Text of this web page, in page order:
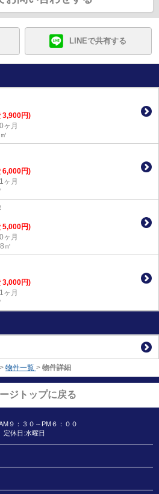
LINEで共有する
3,900円)
ヶ月
6,000円)
ヶ月
5,000円)
ヶ月
㎡
3,000円)
ヶ月
> 物件一覧 > 物件詳細
ジトップに戻る
９：３０～PM６：００
定休日:水曜日